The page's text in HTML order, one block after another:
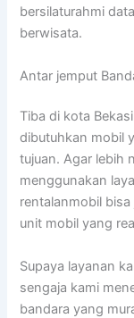
bersilaturahmi
berwisata.
Antar jemput
Tiba di kota
dibutuhkan mobil
tujuan. Agar lebih
menggunakan
rentalanmobil
unit mobil yang
Supaya layanan
sengaja kami
bandara yang